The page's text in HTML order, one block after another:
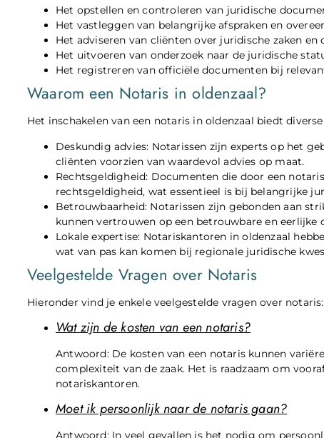
Het opstellen en controleren van juridische
Het vastleggen van belangrijke afspraken en
Het adviseren van cliënten over juridische zaken
Het uitvoeren van onderzoek naar de juridische
Het registreren van officiële documenten bij
Waarom een Notaris in oldenzaal?
Het inschakelen van een notaris in oldenzaal biedt
Deskundig advies: Notarissen zijn experts op het
cliënten voorzien van waardevol advies op maat.
Rechtsgeldigheid: Documenten die door een
rechtsgeldigheid, wat essentieel is bij belangrijke
Betrouwbaarheid: Notarissen zijn gebonden aan
kunnen vertrouwen op een betrouwbare en eerlijke
Lokale expertise: Notariskantoren in oldenzaal
wat van pas kan komen bij regionale juridische
Veelgestelde Vragen over Notaris
Hieronder vind je enkele veelgestelde vragen over notaris:
Wat zijn de kosten van een notaris?
Antwoord: De kosten van een notaris kunnen
complexiteit van de zaak. Het is raadzaam om
notariskantoren.
Moet ik persoonlijk naar de notaris gaan?
Antwoord: In veel gevallen is het nodig om